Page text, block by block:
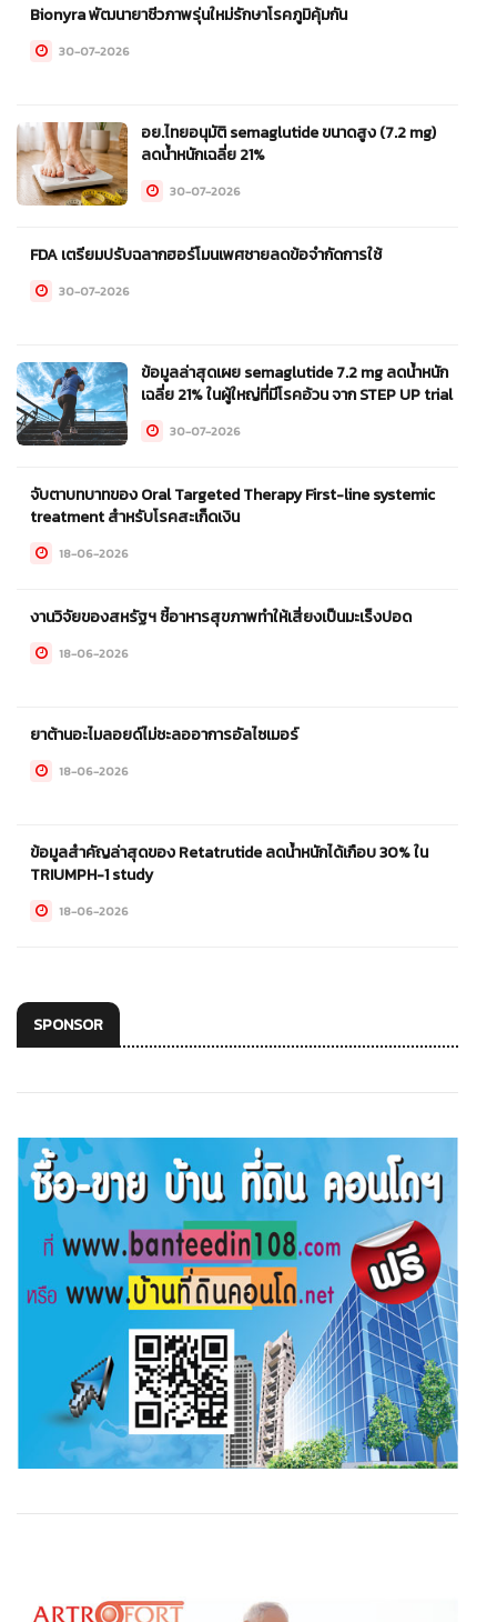
Bionyra พัฒนายาชีวภาพรุ่นใหม่รักษาโรคภูมิคุ้มกัน
30-07-2026
อย.ไทยอนุมัติ semaglutide ขนาดสูง (7.2 mg)
ลดน้ำหนักเฉลี่ย 21%
30-07-2026
FDA เตรียมปรับฉลากฮอร์โมนเพศชายลดข้อจำกัดการใช้
30-07-2026
ข้อมูลล่าสุดเผย semaglutide 7.2 mg ลดน้ำหนัก
เฉลี่ย 21% ในผู้ใหญ่ที่มีโรคอ้วน จาก STEP UP trial
30-07-2026
จับตาบทบาทของ Oral Targeted Therapy First-line systemic
treatment สำหรับโรคสะเก็ดเงิน
18-06-2026
งานวิจัยของสหรัฐฯ ชี้อาหารสุขภาพทำให้เสี่ยงเป็นมะเร็งปอด
18-06-2026
ยาต้านอะไมลอยด์ไม่ชะลออาการอัลไซเมอร์
18-06-2026
ข้อมูลสำคัญล่าสุดของ Retatrutide ลดน้ำหนักได้เกือบ 30% ใน
TRIUMPH-1 study
18-06-2026
SPONSOR